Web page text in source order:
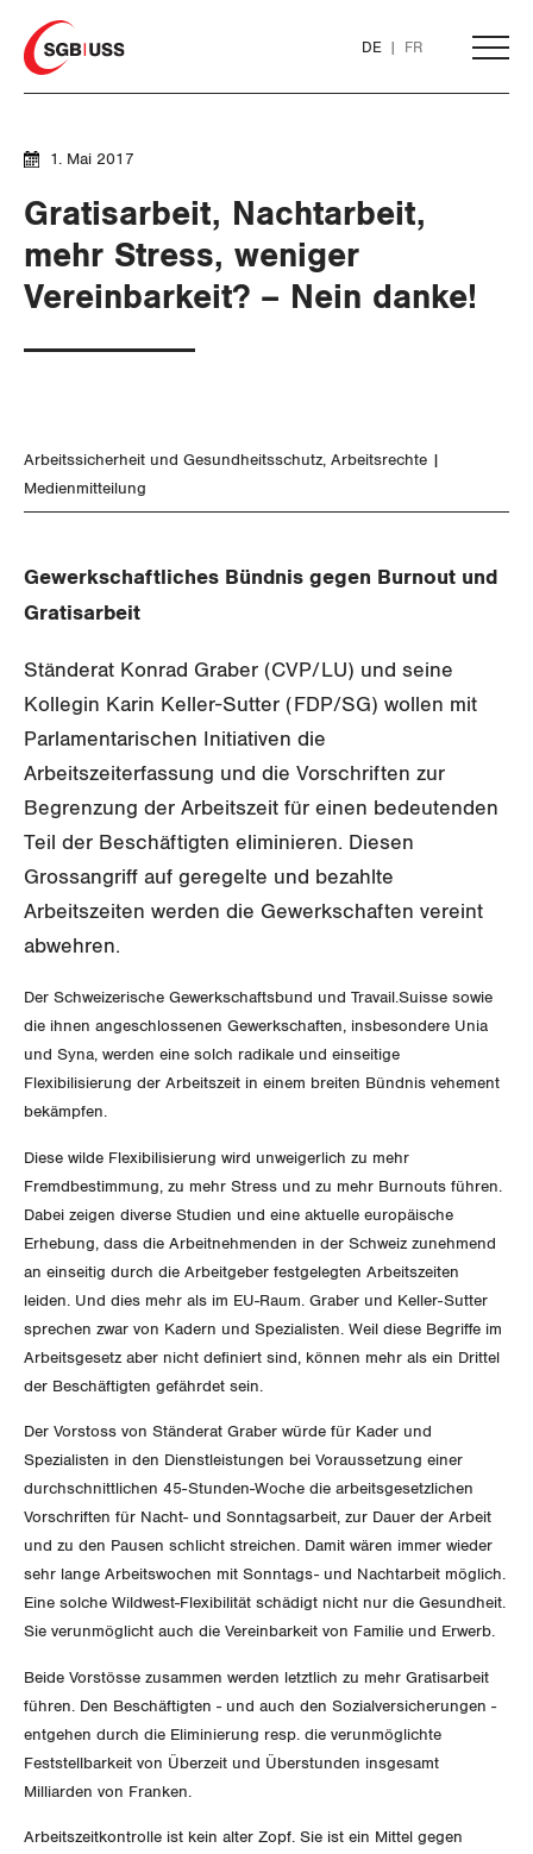
Home
DE FR
THEMEN
ARBEIT
Arbeitssicherheit und Gesundheitsschutz
Finanzen und Steuerpolitik
Geld und Währung
Aussenwirtschaft
Berufliche Vorsorge
Überbrückungsleistung
Ergänzungsleistungen
Unfallversicherung
Gesundheit
CORONA-VIRUS
SERVICE PUBLIC
Verkehr
Post
Energie und Umwelt
Kommunikation und Medien
Gleichstellung von Frauen und Männern
Gleichstellung von LGBTI
Schweiz
Landesstreik
SERVICE
NEWSLETTER
BROSCHÜREN/BÜCHER
DER SGB
WIR ÜBER UNS
GREMIEN
Vorstand
Präsidialausschuss
Feministische Kommission
Jugendkommission
Migrationskommission
Queer-Kommission
Rentner:innen-Kommission
Aargau
Beide Basel
Bern
Freiburg
Genf
AGENDA
Medien
Publikationen
Bücher/Broschüren
Blog
Blog Daniel Lampart
Der Europa-Blog
Kontakt
1. Mai 2017
Gratisarbeit, Nachtarbeit,
mehr Stress, weniger
Vereinbarkeit? – Nein danke!
Arbeitssicherheit und Gesundheitsschutz Arbeitsrechte
Medienmitteilung
Gewerkschaftliches Bündnis gegen Burnout und
Gratisarbeit
Ständerat Konrad Graber (CVP/LU) und seine
Kollegin Karin Keller-Sutter (FDP/SG) wollen mit
Parlamentarischen Initiativen die
Arbeitszeiterfassung und die Vorschriften zur
Begrenzung der Arbeitszeit für einen bedeutenden
Teil der Beschäftigten eliminieren. Diesen
Grossangriff auf geregelte und bezahlte
Arbeitszeiten werden die Gewerkschaften vereint
abwehren.
Der Schweizerische Gewerkschaftsbund und Travail.Suisse sowie
die ihnen angeschlossenen Gewerkschaften, insbesondere Unia
und Syna, werden eine solch radikale und einseitige
Flexibilisierung der Arbeitszeit in einem breiten Bündnis vehement
bekämpfen.
Diese wilde Flexibilisierung wird unweigerlich zu mehr
Fremdbestimmung, zu mehr Stress und zu mehr Burnouts führen.
Dabei zeigen diverse Studien und eine aktuelle europäische
Erhebung, dass die Arbeitnehmenden in der Schweiz zunehmend
an einseitig durch die Arbeitgeber festgelegten Arbeitszeiten
leiden. Und dies mehr als im EU-Raum. Graber und Keller-Sutter
sprechen zwar von Kadern und Spezialisten. Weil diese Begriffe im
Arbeitsgesetz aber nicht definiert sind, können mehr als ein Drittel
der Beschäftigten gefährdet sein.
Der Vorstoss von Ständerat Graber würde für Kader und
Spezialisten in den Dienstleistungen bei Voraussetzung einer
durchschnittlichen 45-Stunden-Woche die arbeitsgesetzlichen
Vorschriften für Nacht- und Sonntagsarbeit, zur Dauer der Arbeit
und zu den Pausen schlicht streichen. Damit wären immer wieder
sehr lange Arbeitswochen mit Sonntags- und Nachtarbeit möglich.
Eine solche Wildwest-Flexibilität schädigt nicht nur die Gesundheit.
Sie verunmöglicht auch die Vereinbarkeit von Familie und Erwerb.
Beide Vorstösse zusammen werden letztlich zu mehr Gratisarbeit
führen. Den Beschäftigten - und auch den Sozialversicherungen -
entgehen durch die Eliminierung resp. die verunmöglichte
Feststellbarkeit von Überzeit und Überstunden insgesamt
Milliarden von Franken.
Arbeitszeitkontrolle ist kein alter Zopf. Sie ist ein Mittel gegen